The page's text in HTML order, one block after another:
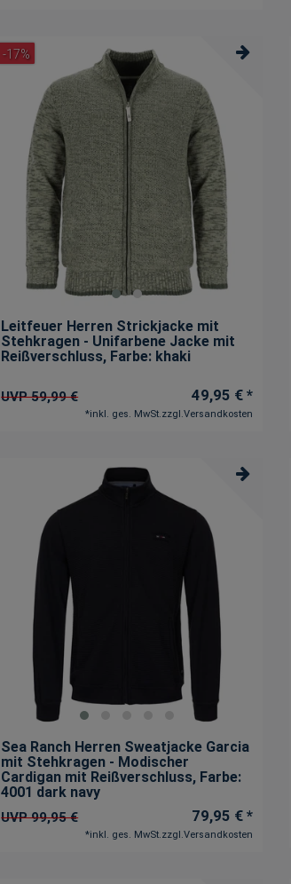
-17%
Leitfeuer Herren Strickjacke mit
Stehkragen - Unifarbene Jacke mit
Reißverschluss, Farbe: khaki
UVP 59,99 € 49,95 € *
*inkl. ges. MwSt.zzgl.Versandkosten
Sea Ranch Herren Sweatjacke Garcia
mit Stehkragen - Modischer
Cardigan mit Reißverschluss, Farbe:
4001 dark navy
UVP 99,95 € 79,95 € *
*inkl. ges. MwSt.zzgl.Versandkosten